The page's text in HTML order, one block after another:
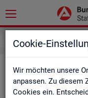
Cookie-
Wir möchten unsere
anpassen. Zu diesem
Cookies ein.